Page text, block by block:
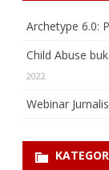
Archetype 6.0:
Child Abuse
2022
Webinar